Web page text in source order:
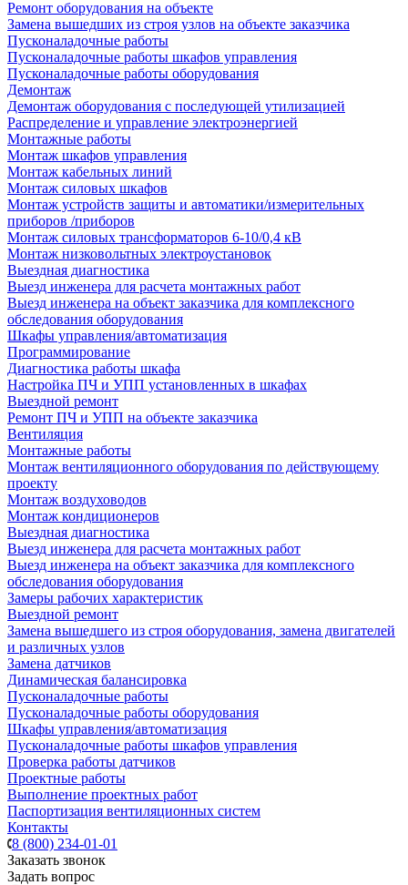
Ремонт оборудования на объекте
Замена вышедших из строя узлов на объекте заказчика
Пусконаладочные работы
Пусконаладочные работы шкафов управления
Пусконаладочные работы оборудования
Демонтаж
Демонтаж оборудования с последующей утилизацией
Распределение и управление электроэнергией
Монтажные работы
Монтаж шкафов управления
Монтаж кабельных линий
Монтаж силовых шкафов
Монтаж устройств защиты и автоматики/измерительных
приборов /приборов
Монтаж силовых трансформаторов 6-10/0,4 кВ
Монтаж низковольтных электроустановок
Выездная диагностика
Выезд инженера для расчета монтажных работ
Выезд инженера на объект заказчика для комплексного
обследования оборудования
Шкафы управления/автоматизация
Программирование
Диагностика работы шкафа
Настройка ПЧ и УПП установленных в шкафах
Выездной ремонт
Ремонт ПЧ и УПП на объекте заказчика
Вентиляция
Монтажные работы
Монтаж вентиляционного оборудования по действующему
проекту
Монтаж воздуховодов
Монтаж кондиционеров
Выездная диагностика
Выезд инженера для расчета монтажных работ
Выезд инженера на объект заказчика для комплексного
обследования оборудования
Замеры рабочих характеристик
Выездной ремонт
Замена вышедшего из строя оборудования, замена двигателей
и различных узлов
Замена датчиков
Динамическая балансировка
Пусконаладочные работы
Пусконаладочные работы оборудования
Шкафы управления/автоматизация
Пусконаладочные работы шкафов управления
Проверка работы датчиков
Проектные работы
Выполнение проектных работ
Паспортизация вентиляционных систем
Контакты
8 (800) 234-01-01
Заказать звонок
Задать вопрос